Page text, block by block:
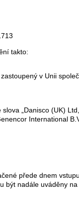
takto:
v Unii
„Danisco (UK)
International
přede dnem
být nadále uváděny